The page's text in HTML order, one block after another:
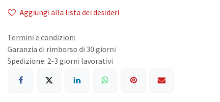
Aggiungi alla lista dei desideri
Termini e condizioni
Garanzia di rimborso di 30 giorni
Spedizione: 2-3 giorni lavorativi